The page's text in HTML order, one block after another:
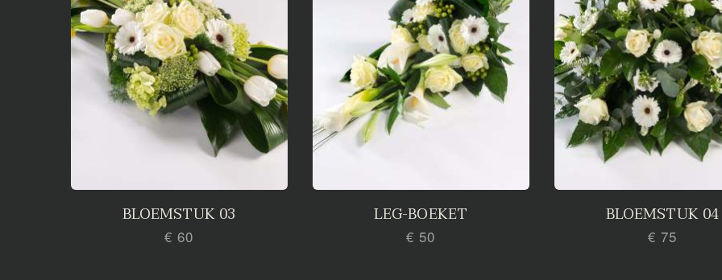
BLOEMSTUK 03
€ 60
LEG-BOEKET
€ 50
BLOEMSTUK 04
€ 75